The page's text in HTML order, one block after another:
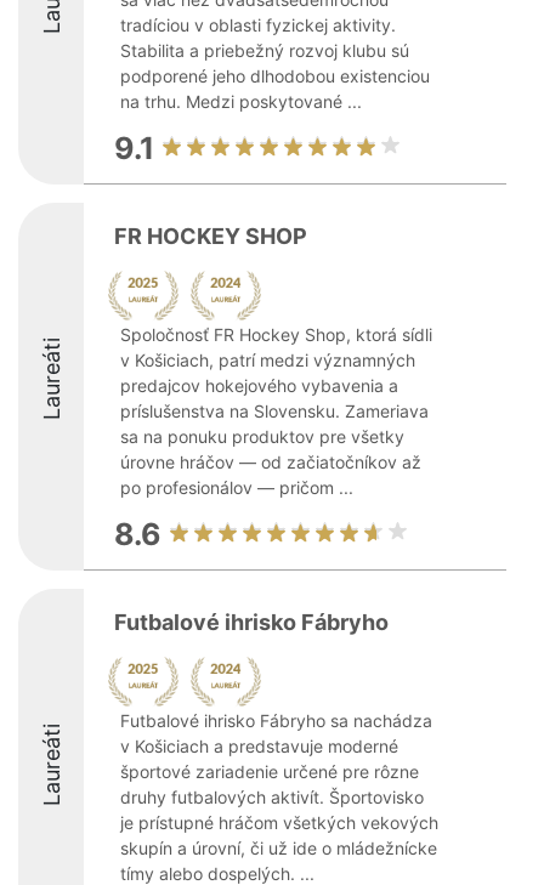
tradíciou v oblasti fyzickej aktivity.
Stabilita a priebežný rozvoj klubu sú
podporené jeho dlhodobou existenciou
na trhu. Medzi poskytované ...
9.1
Laureáti
FR HOCKEY SHOP
Spoločnosť FR Hockey Shop, ktorá sídli
v Košiciach, patrí medzi významných
predajcov hokejového vybavenia a
príslušenstva na Slovensku. Zameriava
sa na ponuku produktov pre všetky
úrovne hráčov — od začiatočníkov až
po profesionálov — pričom ...
8.6
Laureáti
Futbalové ihrisko Fábryho
Futbalové ihrisko Fábryho sa nachádza
v Košiciach a predstavuje moderné
športové zariadenie určené pre rôzne
druhy futbalových aktivít. Športovisko
je prístupné hráčom všetkých vekových
skupín a úrovní, či už ide o mládežnícke
tímy alebo dospelých. ...